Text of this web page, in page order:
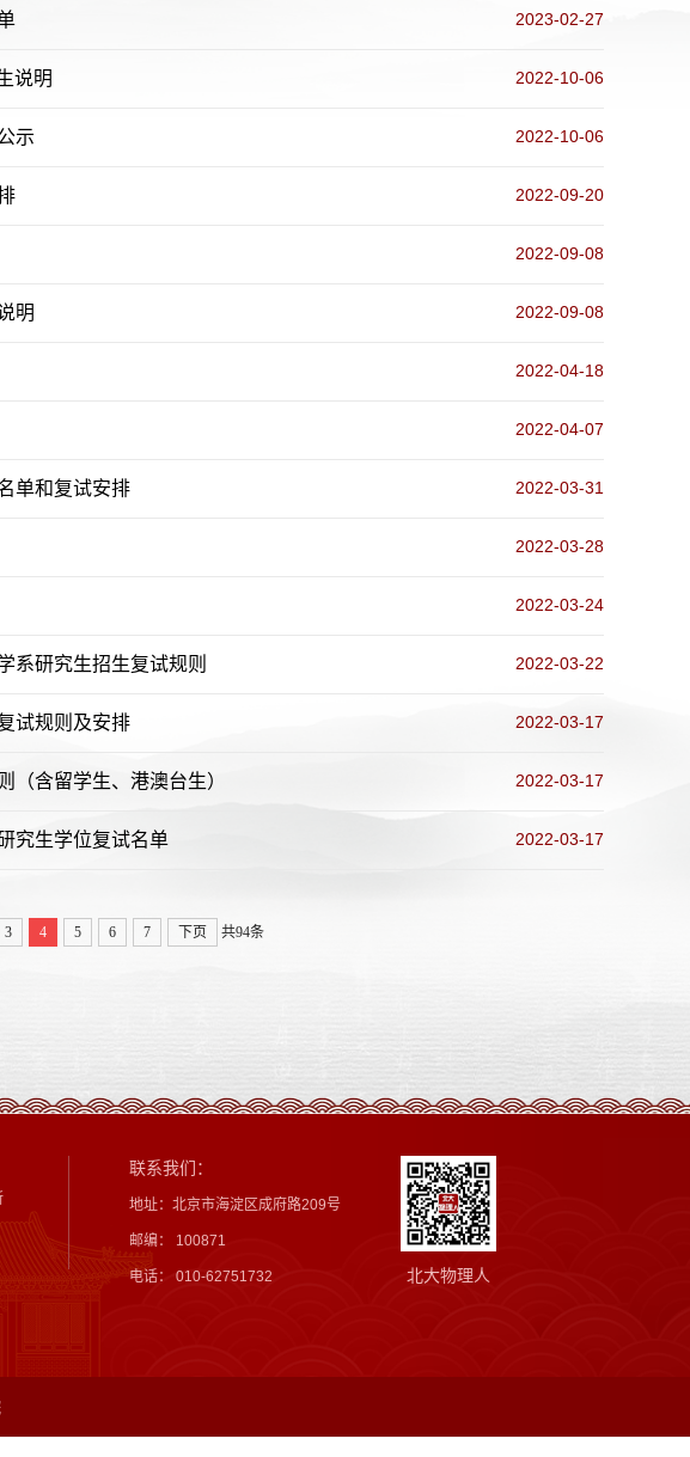
2023-02-27
说明 2022-10-06
示 2022-10-06
2022-09-20
2022-09-08
明 2022-09-08
2022-04-18
2022-04-07
单和复试安排 2022-03-31
2022-03-28
2022-03-24
系研究生招生复试规则 2022-03-22
试规则及安排 2022-03-17
（含留学生、港澳台生） 2022-03-17
究生学位复试名单 2022-03-17
3 4 5 6 7 下页 共94条
联系我们：
地址：北京市海淀区成府路209号
邮编： 100871
电话： 010-62751732 北大物理人